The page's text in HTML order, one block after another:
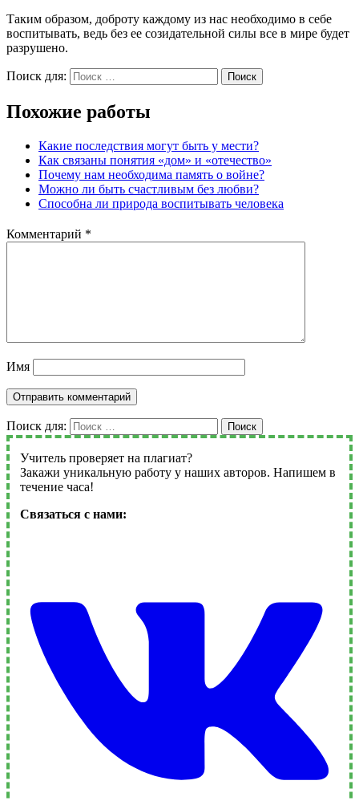
Таким образом, доброту каждому из нас необходимо в себе
воспитывать, ведь без ее созидательной силы все в мире будет
разрушено.
Поиск для: Поиск
Похожие работы
Какие последствия могут быть у мести?
Как связаны понятия «дом» и «отечество»
Почему нам необходима память о войне?
Можно ли быть счастливым без любви?
Способна ли природа воспитывать человека
Комментарий *
Имя
Поиск для: Поиск
Учитель проверяет на плагиат?
Закажи уникальную работу у наших авторов. Напишем в
течение часа!
Связаться с нами: